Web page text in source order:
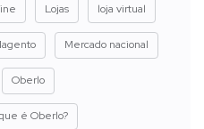
Lojas loja virtual
Mercado nacional
Oberlo
é Oberlo?